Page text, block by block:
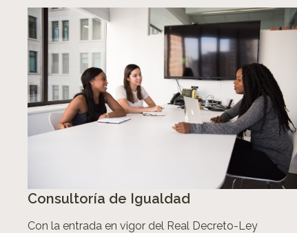
Consultoría de Igualdad
Con la entrada en vigor del Real Decreto-Ley